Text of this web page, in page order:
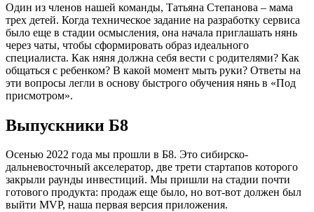
Один из членов нашей команды, Татьяна Степанова – мама
трех детей. Когда техническое задание на разработку сервиса
было еще в стадии осмысления, она начала приглашать нянь
через чаты, чтобы сформировать образ идеального
специалиста. Как няня должна себя вести с родителями? Как
общаться с ребенком? В какой момент мыть руки? Ответы на
эти вопросы легли в основу быстрого обучения нянь в «Под
присмотром».
Выпускники Б8
Осенью 2022 года мы прошли в Б8. Это сибирско-
дальневосточный акселератор, две трети стартапов которого
закрыли раунды инвестиций. Мы пришли на стадии почти
готового продукта: продаж еще было, но вот-вот должен был
выйти MVP, наша первая версия приложения.